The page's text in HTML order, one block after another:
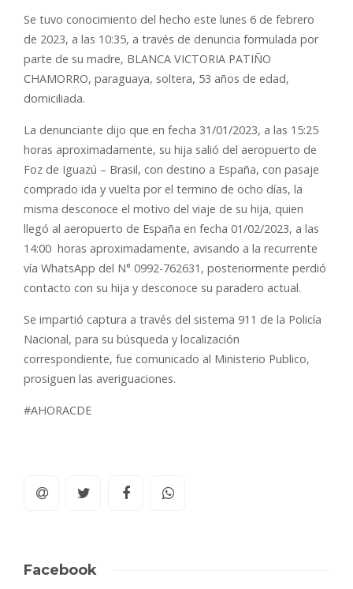
Se tuvo conocimiento del hecho este lunes 6 de febrero
de 2023, a las 10:35, a través de denuncia formulada por
parte de su madre, BLANCA VICTORIA PATIÑO
CHAMORRO, paraguaya, soltera, 53 años de edad,
domiciliada.
La denunciante dijo que en fecha 31/01/2023, a las 15:25
horas aproximadamente, su hija salió del aeropuerto de
Foz de Iguazú – Brasil, con destino a España, con pasaje
comprado ida y vuelta por el termino de ocho días, la
misma desconoce el motivo del viaje de su hija, quien
llegó al aeropuerto de España en fecha 01/02/2023, a las
14:00 horas aproximadamente, avisando a la recurrente
vía WhatsApp del N° 0992-762631, posteriormente perdió
contacto con su hija y desconoce su paradero actual.
Se impartió captura a través del sistema 911 de la Policía
Nacional, para su búsqueda y localización
correspondiente, fue comunicado al Ministerio Publico,
prosiguen las averiguaciones.
#AHORACDE
Facebook